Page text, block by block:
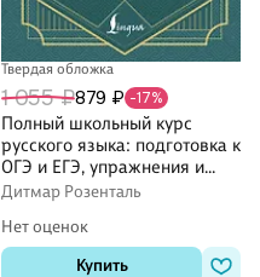
Твердая обложка
1 055 ₽879 ₽ -17%
Полный школьный курс
русского языка: подготовка к
ОГЭ и ЕГЭ, упражнения и
диктанты
Дитмар Розенталь
Нет оценок
Купить